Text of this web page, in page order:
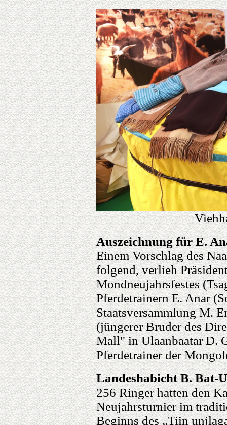
Auszeichnung für E.
Einem Vorschlag des
folgend, verlieh
Mondneujahrsfestes
Pferdetrainern E. Anar
Staatsversammlung M.
(jüngerer Bruder des
Mall" in Ulaanbaatar D.
Pferdetrainer der
Landeshabicht B. Bat-
256 Ringer hatten den
Neujahrsturnier im
Beginns des „Tiin